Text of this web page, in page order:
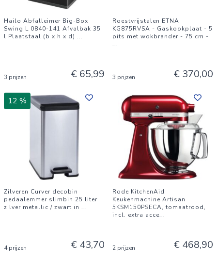
Hailo Abfalleimer Big-Box
Swing L 0840-141 Afvalbak 35
l Plaatstaal (b x h x d) ...
3 prijzen € 65,99
Roestvrijstalen ETNA
KG875RVSA - Gaskookplaat - 5
pits met wokbrander - 75 cm -
...
3 prijzen € 370,00
12 %
Zilveren Curver decobin
pedaalemmer slimbin 25 liter
zilver metallic / zwart in ...
4 prijzen € 43,70
Rode KitchenAid
Keukenmachine Artisan
5KSM150PSECA, tomaatrood,
incl. extra acce...
2 prijzen € 468,90